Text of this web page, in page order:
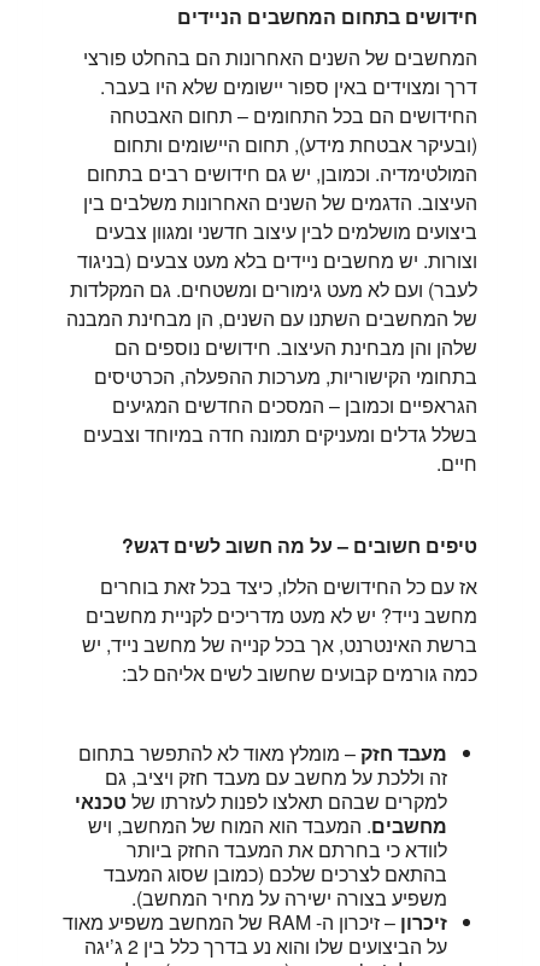
חידושים בתחום המחשבים הניידים
המחשבים של השנים האחרונות הם בהחלט פורצי
דרך ומצוידים באין ספור יישומים שלא היו בעבר.
החידושים הם בכל התחומים – תחום האבטחה
(ובעיקר אבטחת מידע), תחום היישומים ותחום
המולטימדיה. וכמובן, יש גם חידושים רבים בתחום
העיצוב. הדגמים של השנים האחרונות משלבים בין
ביצועים מושלמים לבין עיצוב חדשני ומגוון צבעים
וצורות. יש מחשבים ניידים בלא מעט צבעים (בניגוד
לעבר) ועם לא מעט גימורים ומשטחים. גם המקלדות
של המחשבים השתנו עם השנים, הן מבחינת המבנה
שלהן והן מבחינת העיצוב. חידושים נוספים הם
בתחומי הקישוריות, מערכות ההפעלה, הכרטיסים
הגראפיים וכמובן – המסכים החדשים המגיעים
בשלל גדלים ומעניקים תמונה חדה במיוחד וצבעים
חיים.
טיפים חשובים – על מה חשוב לשים דגש?
אז עם כל החידושים הללו, כיצד בכל זאת בוחרים
מחשב נייד? יש לא מעט מדריכים לקניית מחשבים
ברשת האינטרנט, אך בכל קנייה של מחשב נייד, יש
כמה גורמים קבועים שחשוב לשים אליהם לב:
מעבד חזק – מומלץ מאוד לא להתפשר בתחום
זה וללכת על מחשב עם מעבד חזק ויציב, גם
למקרים שבהם תאלצו לפנות לעזרתו שלטכנאי
מחשבים. המעבד הוא המוח של המחשב, ויש
לוודא כי בחרתם את המעבד החזק ביותר
בהתאם לצרכים שלכם (כמובן שסוג המעבד
משפיע בצורה ישירה על מחיר המחשב).
זיכרון
– זיכרון ה- RAM של המחשב משפיע מאוד
על הביצועים שלו והוא נע בדרך כלל בין 2 ג’יגה